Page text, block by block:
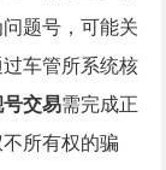
题号，可能关
车管所系统核
号交易需完成正
所有权的骗